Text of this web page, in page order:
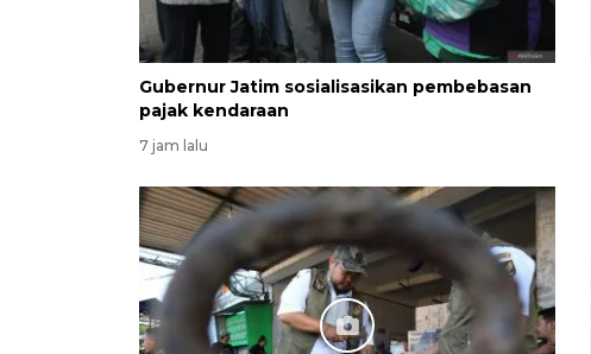
Gubernur Jatim sosialisasikan pembebasan
pajak kendaraan
7 jam lalu